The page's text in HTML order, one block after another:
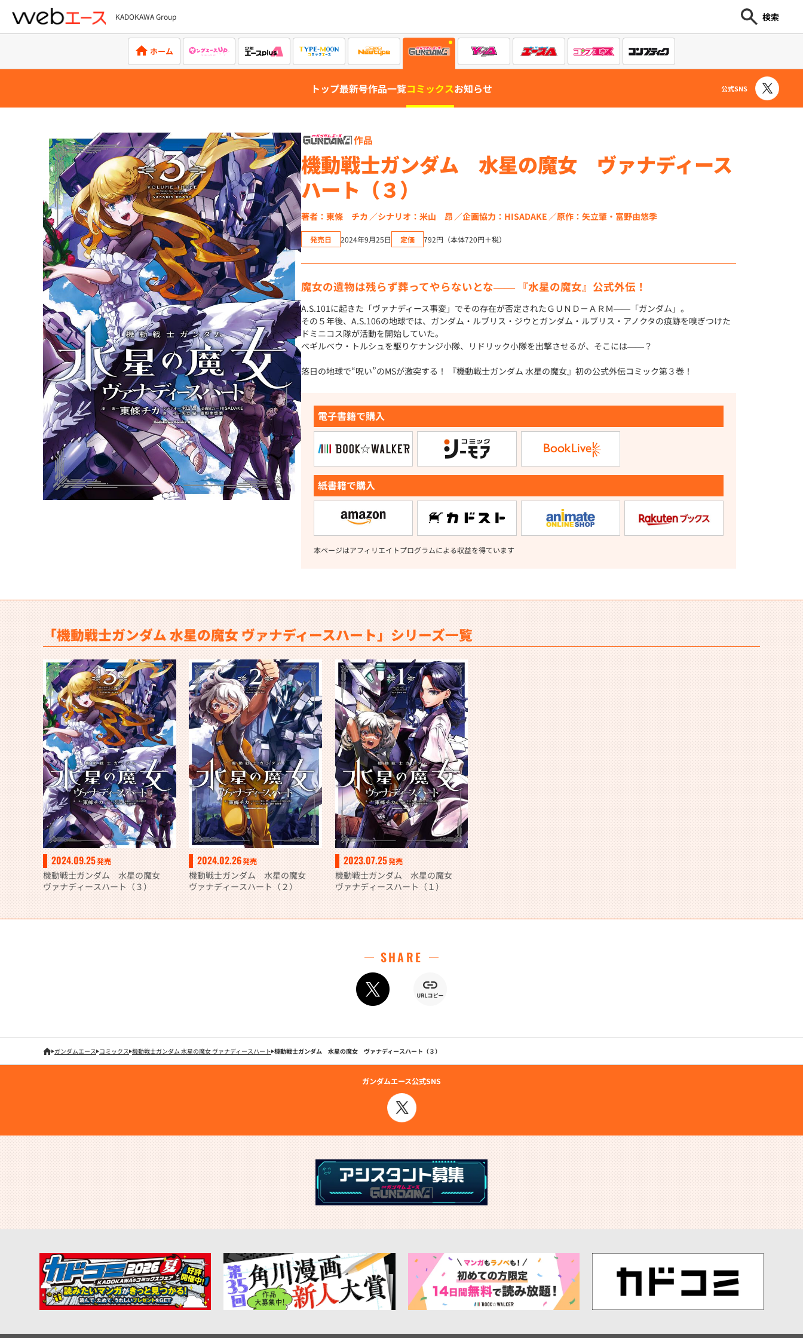
webエース
KADOKAWA Group 検索
ホーム
トップ最新号作品一覧コミックスお知らせ 公式SNS
作品
機動戦士ガンダム 水星の魔女 ヴァナディース
ハート（３）
著者：東條 チカ シナリオ：米山 昂 企画協力：HISADAKE 原作：矢立肇・富野由悠季
発売日 2024年9月25日 定価 792円（本体720円＋税）
魔女の遺物は残らず葬ってやらないとな―― 『水星の魔女』公式外伝！
A.S.101に起きた「ヴァナディース事変」でその存在が否定されたＧＵＮＤ－ＡＲＭ――「ガンダム」。
その５年後、A.S.106の地球では、ガンダム・ルブリス・ジウとガンダム・ルブリス・アノクタの痕跡を嗅ぎつけた
ドミニコス隊が活動を開始していた。
ベギルベウ・トルシュを駆りケナンジ小隊、リドリック小隊を出撃させるが、そこには――？
落日の地球で“呪い”のMSが激突する！ 『機動戦士ガンダム 水星の魔女』初の公式外伝コミック第３巻！
電子書籍で購入
紙書籍で購入
本ページはアフィリエイトプログラムによる収益を得ています
「機動戦士ガンダム 水星の魔女 ヴァナディースハート」シリーズ一覧
2024.09.25発売
機動戦士ガンダム 水星の魔女
ヴァナディースハート（３）
2024.02.26発売
機動戦士ガンダム 水星の魔女
ヴァナディースハート（２）
2023.07.25発売
機動戦士ガンダム 水星の魔女
ヴァナディースハート（１）
SHARE
ガンダムエース コミックス 機動戦士ガンダム 水星の魔女 ヴァナディースハート 機動戦士ガンダム 水星の魔女 ヴァナディースハート（３）
ガンダムエース公式SNS